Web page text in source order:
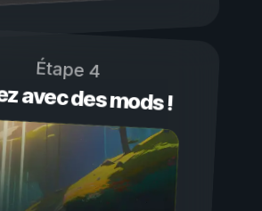
Étape 4
avec des mods !